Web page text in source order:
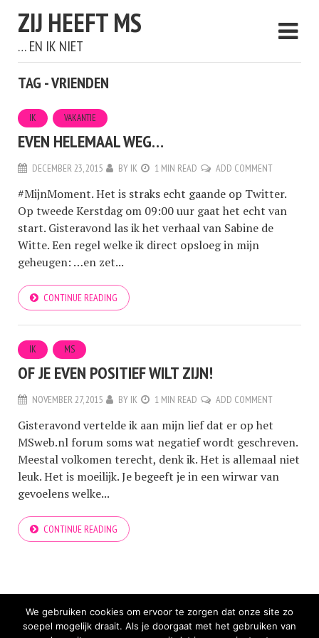
ZIJ HEEFT MS
… EN IK NIET
TAG - VRIENDEN
IK VAKANTIE
EVEN HELEMAAL WEG…
DECEMBER 23, 2015 BY IK 1 MIN READ ADD COMMENT
#MijnMoment. Het is straks echt gaande op Twitter.
Op tweede Kerstdag om 09:00 uur gaat het echt van
start. Gisteravond las ik het verhaal van Sabine de
Witte. Een regel welke ik direct opsloeg in mijn
geheugen: …en zet...
CONTINUE READING
IK MS
OF JE EVEN POSITIEF WILT ZIJN!
NOVEMBER 27, 2015 BY IK 1 MIN READ ADD COMMENT
Gisteravond vertelde ik aan mijn lief dat er op het
MSweb.nl forum soms wat negatief wordt geschreven.
Meestal volkomen terecht, denk ik. Het is allemaal niet
leuk. Het is moeilijk. Je begeeft je in een wirwar van
gevoelens welke...
CONTINUE READING
We gebruiken cookies om ervoor te zorgen dat onze site zo
soepel mogelijk draait. Als je doorgaat met het gebruiken van